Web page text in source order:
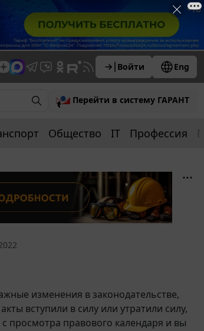
Войти Eng
Перейти в систему ГАРАНТ
Общество IT Профессия
изменения в законодательстве,
вступили в силу или утратили силу,
просмотра правового календаря и вы